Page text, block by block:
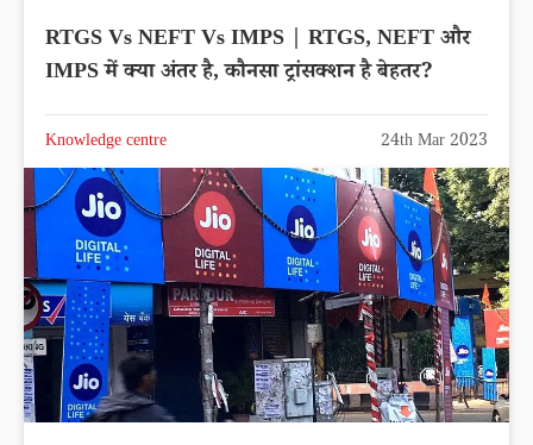
RTGS Vs NEFT Vs IMPS | RTGS, NEFT और
IMPS में क्या अंतर है, कौनसा ट्रांसक्शन है बेहतर?
Knowledge centre 24th Mar 2023